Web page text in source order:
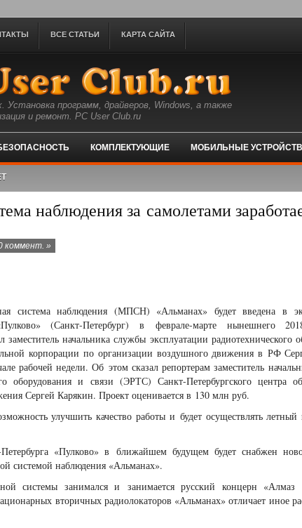
ВСЕ СТАТЬИ КАРТА САЙТА
Установка программ, драйверов, Windows, а также
и ремонт. PC User Club.ru
КОМПЛЕКТУЮЩИЕ МОБИЛЬНЫЕ
наблюдения за самолетами
коммент. »
система наблюдения (МПСН) «Альманах» будет введена в
(Санкт-Петербург) в феврале-марте нынешнего
начальника службы эксплуатации радиотехнического
корпорации по организации воздушного движения в РФ
рабочей недели. Об этом сказал репортерам заместитель
оборудования и связи (ЭРТС) Санкт-Петербургского центра
Сергей Карякин. Проект оценивается в 130 млн руб.
улучшить качество работы и будет осуществлять
«Пулково» в ближайшем будущем будет снабжен
системой наблюдения «Альманах».
системы занимался и занимается русский концерн
вторичных радиолокаторов «Альманах» отличает иное